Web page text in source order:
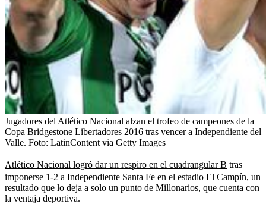
Jugadores del Atlético Nacional alzan el trofeo de campeones de la
Copa Bridgestone Libertadores 2016 tras vencer a Independiente del
Valle. Foto: LatinContent via Getty Images
Atlético Nacional logró dar un respiro en el cuadrangular B tras
imponerse 1-2 a Independiente Santa Fe en el estadio El Campín, un
resultado que lo deja a solo un punto de Millonarios, que cuenta con
la ventaja deportiva.